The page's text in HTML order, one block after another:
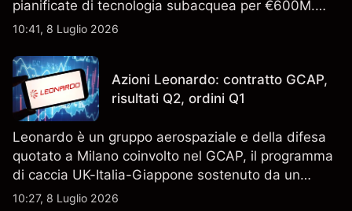
pianificate di tecnologia subacquea per €600M.
Scopri i target di prezzo FCT di terze parti e l'analisi
indicatore affidabile dei risultati futuri.
10:41, 8 Luglio 2026
Azioni Leonardo: contratto GCAP,
risultati Q2, ordini Q1
Leonardo è un gruppo aerospaziale e della difesa
quotato a Milano coinvolto nel GCAP, il programma
di caccia UK-Italia-Giappone sostenuto da un
contratto da 4,6 miliardi di sterline. I risultati
10:27, 8 Luglio 2026